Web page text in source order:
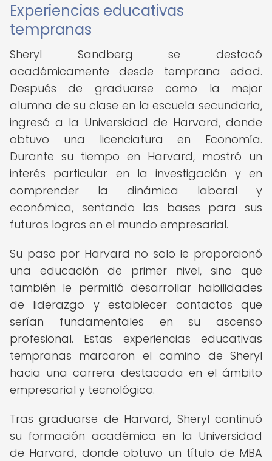
Experiencias educativas
tempranas
Sheryl Sandberg se destacó
académicamente desde temprana edad.
Después de graduarse como la mejor
alumna de su clase en la escuela secundaria,
ingresó a la Universidad de Harvard, donde
obtuvo una licenciatura en Economía.
Durante su tiempo en Harvard, mostró un
interés particular en la investigación y en
comprender la dinámica laboral y
económica, sentando las bases para sus
futuros logros en el mundo empresarial.
Su paso por Harvard no solo le proporcionó
una educación de primer nivel, sino que
también le permitió desarrollar habilidades
de liderazgo y establecer contactos que
serían fundamentales en su ascenso
profesional. Estas experiencias educativas
tempranas marcaron el camino de Sheryl
hacia una carrera destacada en el ámbito
empresarial y tecnológico.
Tras graduarse de Harvard, Sheryl continuó
su formación académica en la Universidad
de Harvard, donde obtuvo un título de MBA